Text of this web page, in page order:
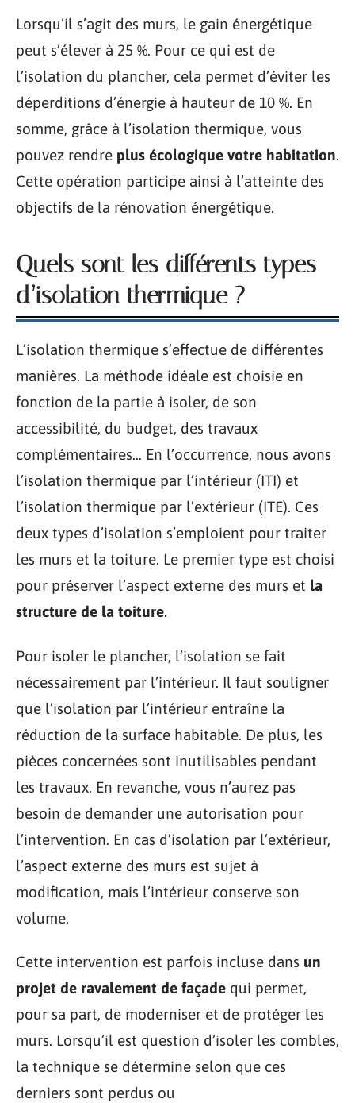
Lorsqu’il s’agit des murs, le gain énergétique
peut s’élever à 25 %. Pour ce qui est de
l’isolation du plancher, cela permet d’éviter les
déperditions d’énergie à hauteur de 10 %. En
somme, grâce à l’isolation thermique, vous
pouvez rendre plus écologique votre habitation.
Cette opération participe ainsi à l’atteinte des
objectifs de la rénovation énergétique.
Quels sont les différents types
d’isolation thermique ?
L’isolation thermique s’effectue de différentes
manières. La méthode idéale est choisie en
fonction de la partie à isoler, de son
accessibilité, du budget, des travaux
complémentaires… En l’occurrence, nous avons
l’isolation thermique par l’intérieur (ITI) et
l’isolation thermique par l’extérieur (ITE). Ces
deux types d’isolation s’emploient pour traiter
les murs et la toiture. Le premier type est choisi
pour préserver l’aspect externe des murs et la
structure de la toiture.
Pour isoler le plancher, l’isolation se fait
nécessairement par l’intérieur. Il faut souligner
que l’isolation par l’intérieur entraîne la
réduction de la surface habitable. De plus, les
pièces concernées sont inutilisables pendant
les travaux. En revanche, vous n’aurez pas
besoin de demander une autorisation pour
l’intervention. En cas d’isolation par l’extérieur,
l’aspect externe des murs est sujet à
modification, mais l’intérieur conserve son
volume.
Cette intervention est parfois incluse dans un
projet de ravalement de façade qui permet,
pour sa part, de moderniser et de protéger les
murs. Lorsqu’il est question d’isoler les combles,
la technique se détermine selon que ces
derniers sont perdus ou